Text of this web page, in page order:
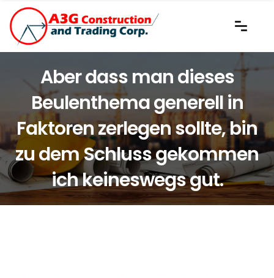
Aber dass man dieses
Beulenthema generell in
Faktoren zerlegen sollte, bin
zu dem Schluss gekommen
ich keineswegs gut.